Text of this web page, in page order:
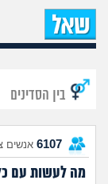
בין הסדינים
6107 אנשים
מה לעשות עם